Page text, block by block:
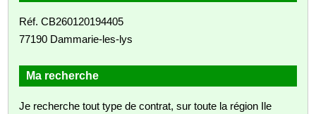
Réf. CB260120194405
77190 Dammarie-les-lys
Ma recherche
Je recherche tout type de contrat, sur toute la région Ile